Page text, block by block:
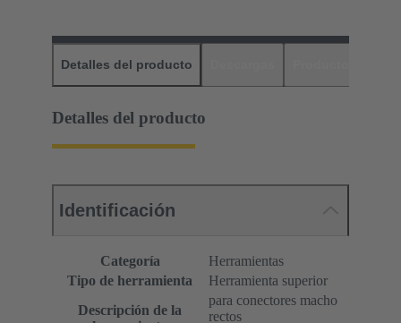
Detalles del producto
Detalles del producto
Identificación
Categoría
Herramientas
Tipo de herramienta
Herramienta superior
Descripción de la
para conectores macho
rectos